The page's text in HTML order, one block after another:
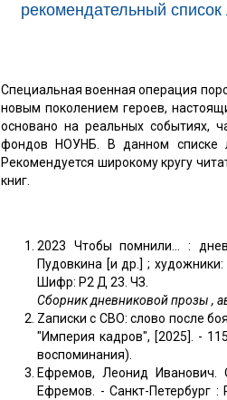
рекомендательный
Специальная военная операция
новым поколением героев,
основано на реальных событиях,
фондов НОУНБ. В данном списке
Рекомендуется широкому кругу
книг.
2023 Чтобы помнили... :
Пудовкина [и др.] ;
Шифр: Р2 Д 23. ЧЗ.
Сборник дневниковой прозы ,
Zаписки с СВО: слово после
"Империя кадров", [2025]. -
воспоминания).
Ефремов, Леонид Иванович.
Ефремов. - Санкт-Петербург